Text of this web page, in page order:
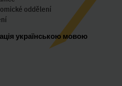
oddělení
українською мовою